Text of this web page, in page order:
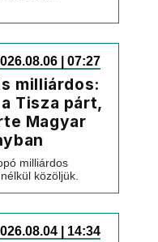
| 07:27
milliárdos:
Tisza párt,
Magyar
milliárdos
közöljük.
| 14:34